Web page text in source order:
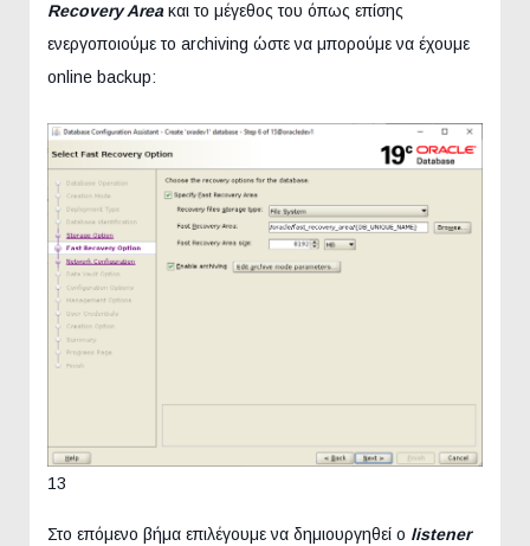
Recovery Areaκαι το μέγεθος του όπως επίσης
ενεργοποιούμε το archiving ώστε να μπορούμε να έχουμε
online backup:
13
Στο επόμενο βήμα επιλέγουμε να δημιουργηθεί ο listener